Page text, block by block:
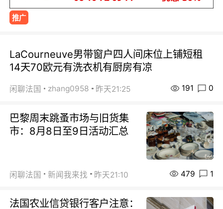
推广
LaCourneuve男带窗户四人间床位上铺短租
14天70欧元有洗衣机有厨房有凉
闲聊法国 zhang0958 昨天21:25 191 0
巴黎周末跳蚤市场与旧货集
市：8月8日至9日活动汇总
闲聊法国 新闻我来找 昨天21:10 479 1
法国农业信贷银行客户注意：